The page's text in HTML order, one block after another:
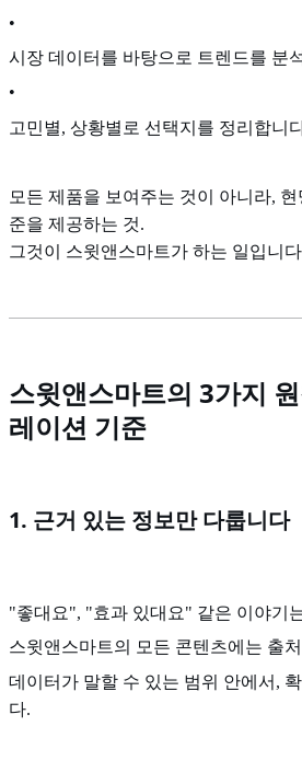
•
시장 데이터를 바탕으로 트렌드를 분
•
고민별, 상황별로 선택지를 정리합니
모든 제품을 보여주는 것이 아니라, 현
준을 제공하는 것.
그것이 스윗앤스마트가 하는 일입니
스윗앤스마트의 3가지
레이션 기준
1. 근거 있는 정보만 다룹니다
"좋대요", "효과 있대요" 같은 이야기
스윗앤스마트의 모든 콘텐츠에는 출
데이터가 말할 수 있는 범위 안에서,
다.